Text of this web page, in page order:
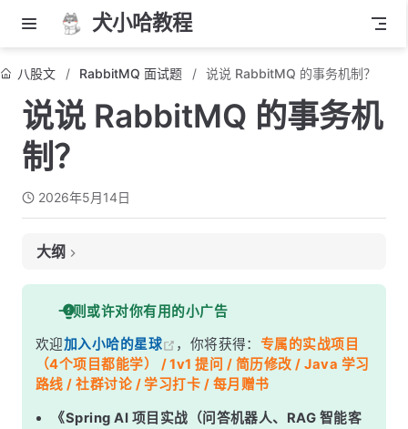
犬小哈教程
八股文 RabbitMQ 面试题 说说 RabbitMQ 的事务机制？
说说 RabbitMQ 的事务机
制？
2026年5月14日
大纲
面试考察点
核心答案
深度解析
事务机制怎么用
代码示例
一则或许对你有用的小广告
欢迎加入小哈的星球 ，你将获得： 专属的实战项目
（4个项目都能学） / 1v1 提问 / 简历修改 / Java 学习
路线 / 社群讨论 / 学习打卡 / 每月赠书
《Spring AI 项目实战（问答机器人、RAG 智能客